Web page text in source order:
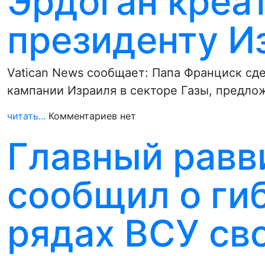
президенту
Vatican News сообщает: Папа Франциск
кампании Израиля в секторе Газы,
читать... Комментариев нет
Главный
сообщил о
рядах ВСУ